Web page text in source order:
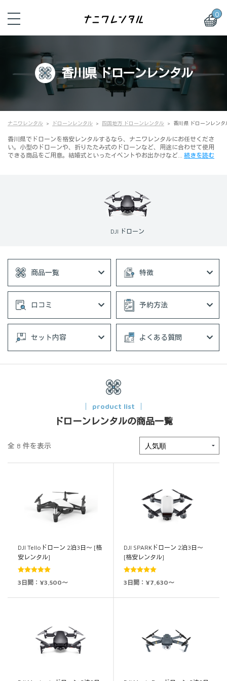
0
香川県 ドローンレンタル
ナニワレンタル ドローンレンタル 四国地方 ドローンレンタル 香川県 ドローンレンタ
香川県でドローンを格安レンタルするなら、ナニワレンタルにお任せくださ
い。小型のドローンや、折りたたみ式のドローンなど、用途に合わせて使用
できる商品をご用意。結婚式といったイベントやお出かけなど… 続きを読む
DJI ドローン
商品一覧 特徴
口コミ 予約方法
セット内容 よくある質問
product list
ドローンレンタルの商品一覧
全 8 件を表示
DJI Telloドローン 2泊3日～ [格
安レンタル]
5段階中
3日間：¥3,500～
DJI SPARKドローン 2泊3日～
[格安レンタル]
5段階中
3日間：¥7,630～